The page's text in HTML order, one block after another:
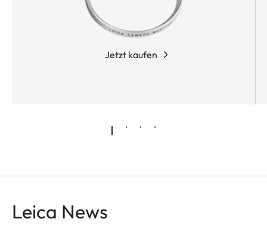
Jetzt kaufen
Leica News